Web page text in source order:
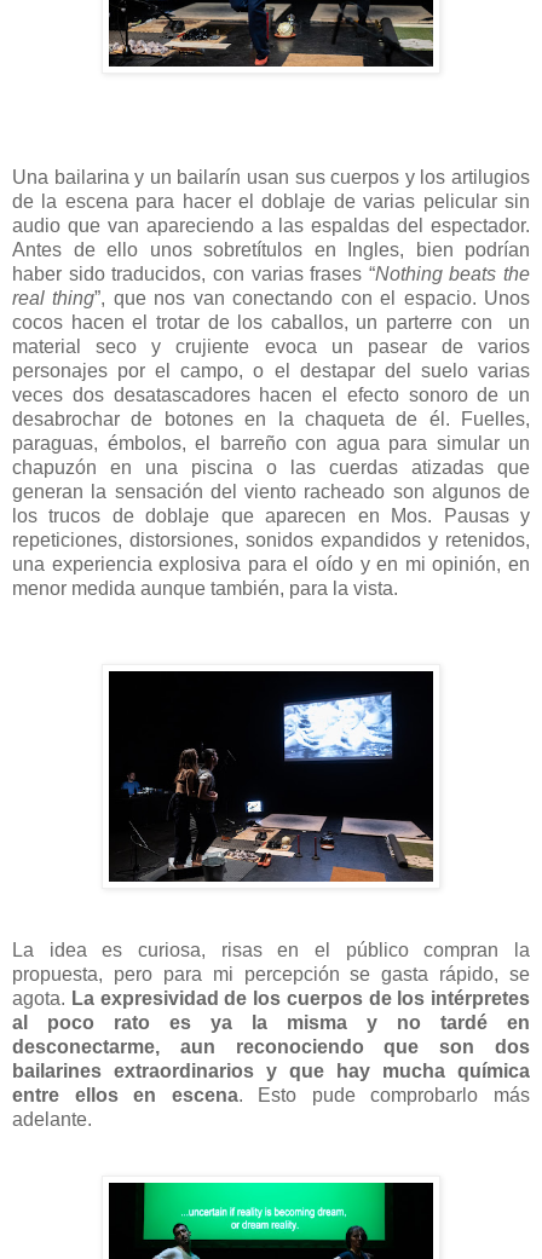
Una bailarina y un bailarín usan sus cuerpos y los artilugios
de la escena para hacer el doblaje de varias pelicular sin
audio que van apareciendo a las espaldas del espectador.
Antes de ello unos sobretítulos en Ingles, bien podrían
haber sido traducidos, con varias frases “Nothing beats the
real thing”, que nos van conectando con el espacio. Unos
cocos hacen el trotar de los caballos, un parterre con un
material seco y crujiente evoca un pasear de varios
personajes por el campo, o el destapar del suelo varias
veces dos desatascadores hacen el efecto sonoro de un
desabrochar de botones en la chaqueta de él.
Fuelles,
paraguas, émbolos, el barreño con agua para simular un
chapuzón en una piscina o las cuerdas atizadas que
generan la sensación del viento racheado son algunos de
los trucos de doblaje que aparecen en Mos. Pausas y
repeticiones, distorsiones, sonidos expandidos y retenidos,
una experiencia explosiva para el oído y en mi opinión, en
menor medida aunque también, para la vista.
La idea es curiosa, risas en el público compran la
propuesta, pero para mi percepción se gasta rápido, se
agota. La expresividad de los cuerpos de los intérpretes
al poco rato es ya la misma y no tardé en
desconectarme, aun reconociendo que son dos
bailarines extraordinarios y que hay mucha química
entre ellos en escena. Esto pude comprobarlo más
adelante.